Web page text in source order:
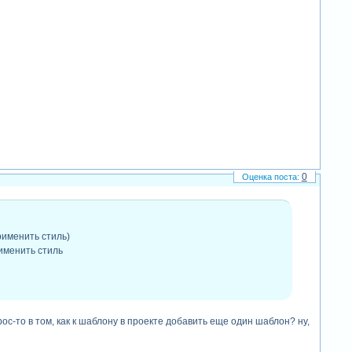
стиль)
стиль
то в том, как к шаблону в проекте добавить еще один шаблон? ну,
0